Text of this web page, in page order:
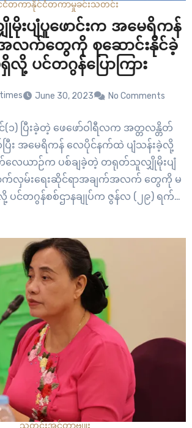
ငံတကာနိုင်ငံတကာမှုခင်းသတင်း
းပျံပူဖောင်းက အမေရိကန်
လက်တွေကို စုဆောင်းနိုင်ခဲ့
ရှိလို့ ပင်တဂွန်ပြောကြား
June 30, 2023 No Comments
(၁) ပြီးခဲ့တဲ့ ဖေဖော်ဝါရီလက အတ္တလန္တိတ်
ပြီး အမေရိကန် လေပိုင်နက်ထဲ ပျံသန်းခဲ့လို့
ေယာဉ်က ပစ်ချခဲ့တဲ့ တရုတ်သူလျှိုမိုးပျံ
ာက်လှမ်းရေးဆိုင်ရာအချက်အလက် တွေကို မ
ပင်တဂွန်စစ်ဌာနချုပ်က ဇွန်လ (၂၉) ရက်နေ့
ချက်အလက်မှ မစုဆောင်းနိုင်ခဲ့ဘူး” လို့…
သတင်းအင်တာဗျူး